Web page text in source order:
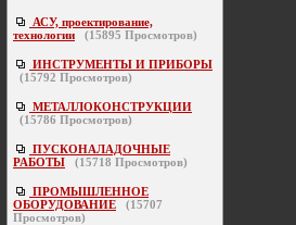
АСУ, проектирование,
технологии
(15895 Просмотров)
ИНСТРУМЕНТЫ И ПРИБОРЫ
(15792 Просмотров)
МЕТАЛЛОКОНСТРУКЦИИ
(15786 Просмотров)
ПУСКОНАЛАДОЧНЫЕ
РАБОТЫ
(15718 Просмотров)
ПРОМЫШЛЕННОЕ
ОБОРУДОВАНИЕ
(15707
Просмотров)